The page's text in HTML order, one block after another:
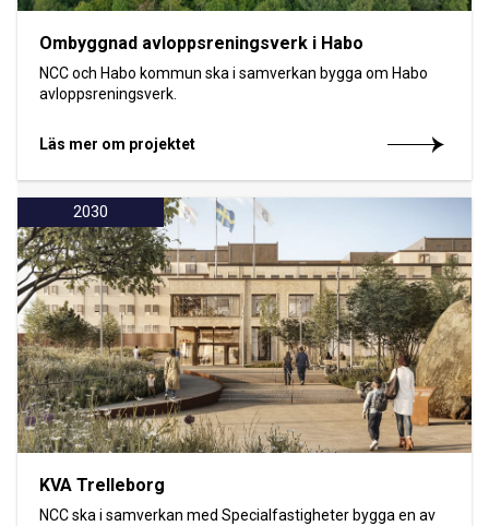
Ombyggnad avloppsreningsverk i Habo
NCC och Habo kommun ska i samverkan bygga om Habo
avloppsreningsverk.
Läs mer om projektet
2030
KVA Trelleborg
NCC ska i samverkan med Specialfastigheter bygga en av